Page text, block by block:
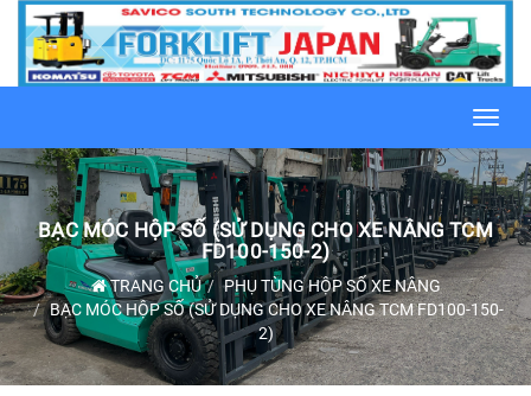
BẠC MÓC HỘP SỐ (SỬ DỤNG CHO XE NÂNG TCM
FD100-150-2)
TRANG CHỦ
PHỤ TÙNG HỘP SỐ XE NÂNG
BẠC MÓC HỘP SỐ (SỬ DỤNG CHO XE NÂNG TCM FD100-150-
2)